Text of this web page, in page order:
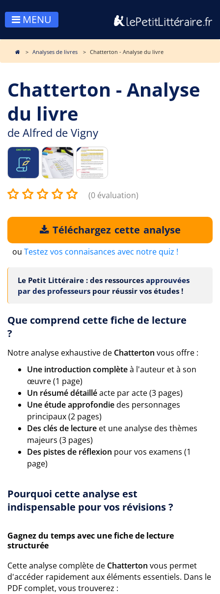
MENU
Analyses de livres Chatterton - Analyse du livre
Chatterton - Analyse
du livre
de Alfred de Vigny
(0 évaluation)
Téléchargez cette analyse
ou Testez vos connaisances avec notre quiz !
Le Petit Littéraire : des ressources approuvées
par des professeurs pour réussir vos études !
Que comprend cette fiche de lecture
?
Notre analyse exhaustive de Chatterton vous offre :
Une introduction complèteà l'auteur et à son
œuvre (1 page)
Un résumé détailléacte par acte (3 pages)
Une étude approfondiedes personnages
principaux (2 pages)
Des clés de lecture et une analyse des thèmes
majeurs (3 pages)
Des pistes de réflexion pour vos examens (1
page)
Pourquoi cette analyse est
indispensable pour vos révisions ?
Gagnez du temps avec une fiche de lecture
structurée
Cette analyse complète de Chatterton vous permet
d'accéder rapidement aux éléments essentiels. Dans le
PDF complet, vous trouverez :